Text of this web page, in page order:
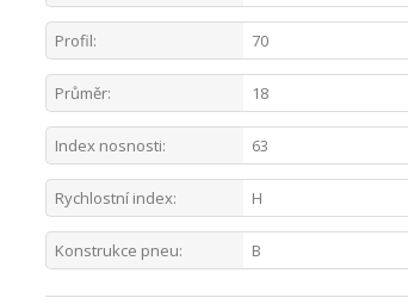
Profil: 70
Průměr: 18
Index nosnosti: 63
Rychlostní index: H
Konstrukce pneu: B